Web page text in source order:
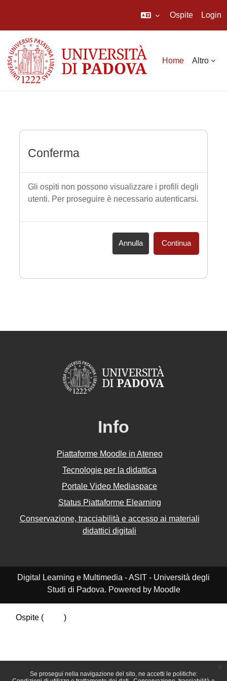
Se prosegui nella navigazione del sito, ne accetti le politiche:
Ospite Login
Home Altro
Conferma
Gli ospiti non possono visualizzare i profili degli
utenti. Per proseguire è necessario autenticarsi.
Annulla Continua
Info
Piattaforme Moodle in Ateneo
Tecnologie per la didattica
Portale Video Mediaspace
Status Piattaforme Elearning
Conservazione, tracciabilità e accesso ai materiali
didattici digitali
Digital Learning e Multimedia - ASIT - Università degli
Studi di Padova. Powered by Moodle
Ospite (
)